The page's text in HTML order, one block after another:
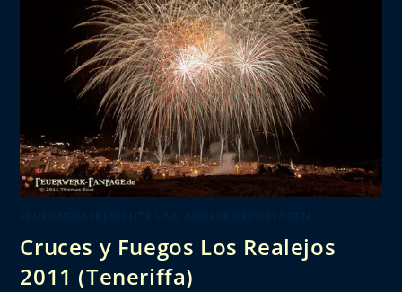
Cruces y Fuegos Los Realejos
2011 (Teneriffa)